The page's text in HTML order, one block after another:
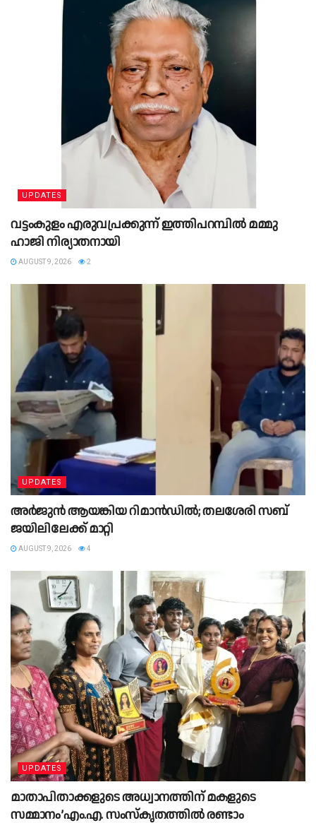
UPDATES
വട്ടംകുളം എരുവപ്രക്കുന്ന് ഇത്തിപറമ്പിൽ മമ്മു
ഹാജി നിര്യാതനായി
AUGUST 9, 2026 2
UPDATES
അർജുൻ ആയങ്കിയ റിമാൻഡിൽ; തലശേരി സബ്
ജയിലിലേക്ക് മാറ്റി
AUGUST 9, 2026 4
UPDATES
മാതാപിതാക്കളുടെ അധ്വാനത്തിന് മകളുടെ
സമ്മാനം’എം.എ. സംസ്കൃതത്തിൽ രണ്ടാം